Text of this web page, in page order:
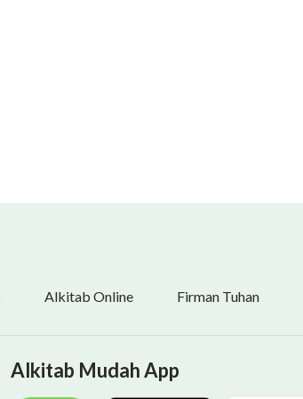
Alkitab Online Firman Tuhan
Alkitab Mudah App